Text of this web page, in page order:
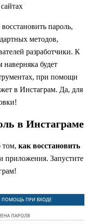
пароль,
методов,
разработчики. К
наверняка будет
при помощи
в Инстаграм. Да, для
в Инстаграме
том, как восстановить
приложения. Запустите